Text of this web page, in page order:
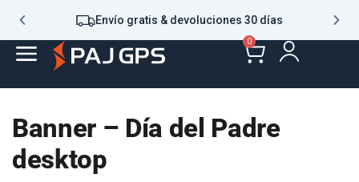
Envío gratis & devoluciones 30 días
0
Banner – Día del Padre
desktop